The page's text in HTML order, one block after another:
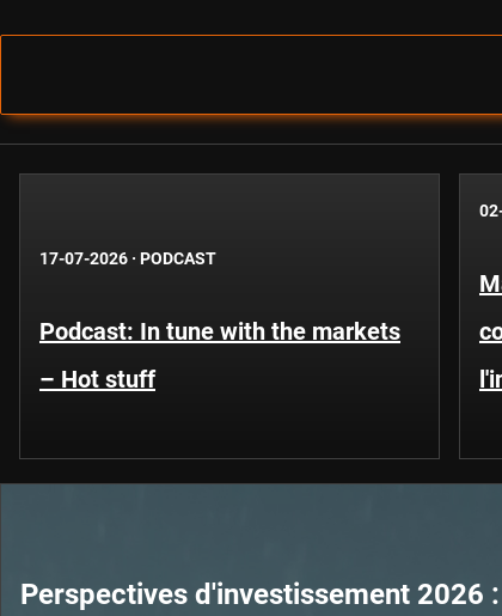
17-07-2026 · PODCAST
Podcast: In tune with the markets
– Hot stuff
Perspectives d'investissement 2026